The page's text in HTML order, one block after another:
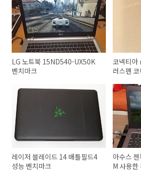
LG 노트북 15ND540-UX50K
벤치마크
코넥티아
러스펜
레이저 블레이드 14 배틀필드4
성능 벤치마크
아수스
M 사용한